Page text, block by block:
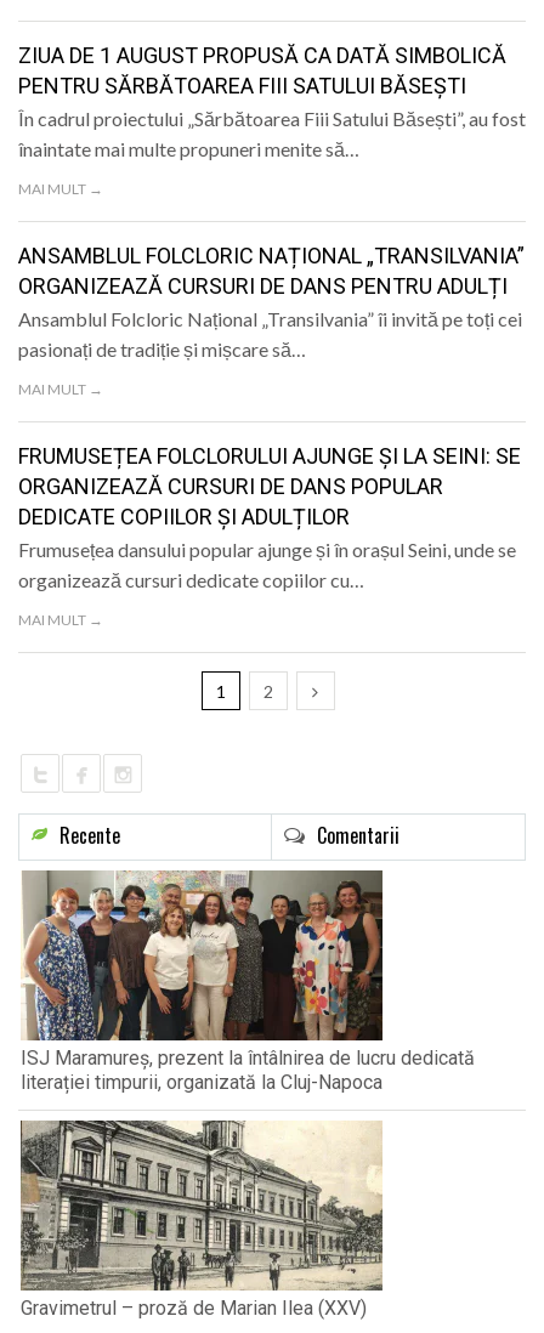
ZIUA DE 1 AUGUST PROPUSĂ CA DATĂ SIMBOLICĂ
PENTRU SĂRBĂTOAREA FIII SATULUI BĂSEȘTI
În cadrul proiectului „Sărbătoarea Fiii Satului Băsești”, au fost
înaintate mai multe propuneri menite să…
MAI MULT →
ANSAMBLUL FOLCLORIC NAȚIONAL „TRANSILVANIA”
ORGANIZEAZĂ CURSURI DE DANS PENTRU ADULȚI
Ansamblul Folcloric Național „Transilvania” îi invită pe toți cei
pasionați de tradiție și mișcare să…
MAI MULT →
FRUMUSEȚEA FOLCLORULUI AJUNGE ȘI LA SEINI: SE
ORGANIZEAZĂ CURSURI DE DANS POPULAR
DEDICATE COPIILOR ȘI ADULȚILOR
Frumusețea dansului popular ajunge și în orașul Seini, unde se
organizează cursuri dedicate copiilor cu…
MAI MULT →
1 2
Recente Comentarii
ISJ Maramureș, prezent la întâlnirea de lucru dedicată
literației timpurii, organizată la Cluj-Napoca
Gravimetrul – proză de Marian Ilea (XXV)